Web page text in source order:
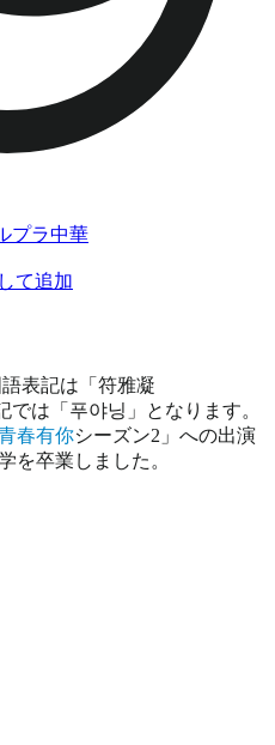
プラ中華
表記は「符雅凝
では「푸야닝」となります。
春有你シーズン2」への出演
を卒業しました。